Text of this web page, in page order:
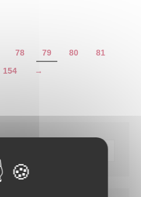
78 79 80
81
154 →